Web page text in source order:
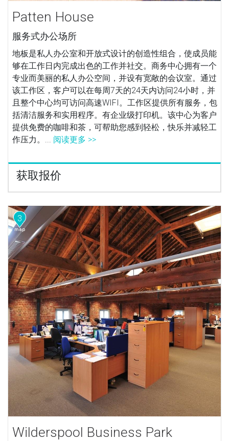
Patten House
服务式办公场所
地板是私人办公室和开放式设计的创造性组合，使成员能
够在工作日内完成出色的工作并社交。商务中心拥有一个
专业而美丽的私人办公空间，并设有宽敞的会议室。通过
该工作区，客户可以在每周7天的24天内访问24小时，并
且整个中心均可访问高速WIFI。工作区提供所有服务，包
括清洁服务和实用程序。有企业级打印机。该中心为客户
提供免费的咖啡和茶，可帮助您感到轻松，快乐并减轻工
作压力。... 阅读更多 >>
获取报价
3
Wilderspool Business Park